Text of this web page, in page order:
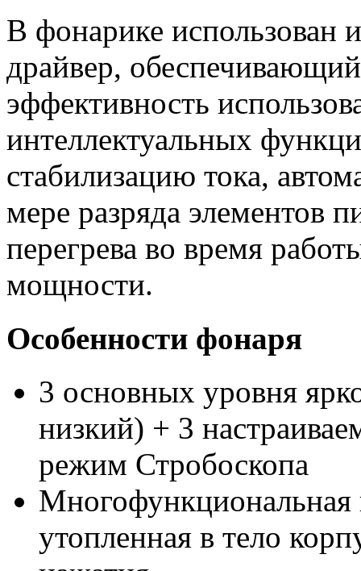
В фонарике
драйвер,
эффективность
интеллектуальных
стабилизацию тока,
мере разряда элементов
перегрева во время
мощности.
Особенности фонаря
3 основных уровня
низкий) + 3
режим Стробоскопа
Многофункциональная
утопленная в тело